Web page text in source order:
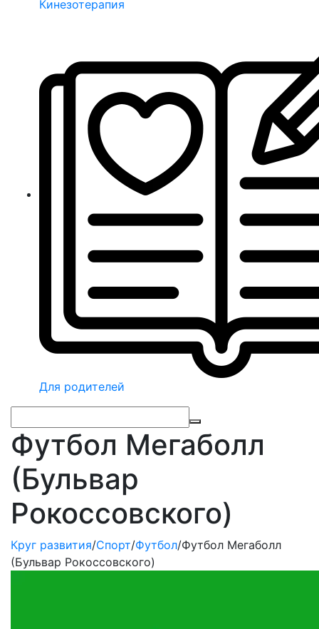
Кинезотерапия
Для родителей
Футбол Мегаболл
(Бульвар
Рокоссовского)
Круг развития/Спорт/Футбол/Футбол Мегаболл
(Бульвар Рокоссовского)